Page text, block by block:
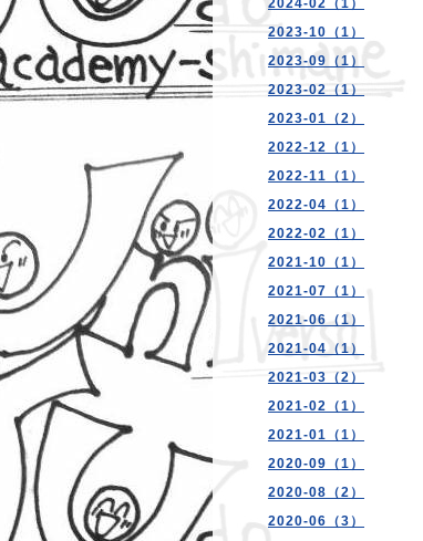
2024-02（1）
2023-10（1）
2023-09（1）
2023-02（1）
2023-01（2）
2022-12（1）
2022-11（1）
2022-04（1）
2022-02（1）
2021-10（1）
2021-07（1）
2021-06（1）
2021-04（1）
2021-03（2）
2021-02（1）
2021-01（1）
2020-09（1）
2020-08（2）
2020-06（3）